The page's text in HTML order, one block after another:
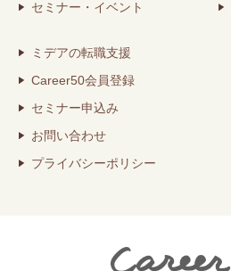
セミナー・イベント
ミデアの転職支援
Career50会員登録
セミナー申込み
お問い合わせ
プライバシーポリシー